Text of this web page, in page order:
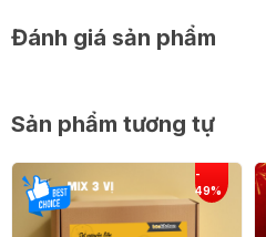
Thành phần của set theo
Đánh giá sản phẩm
Sản phẩm tương tự